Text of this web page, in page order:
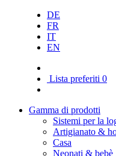
DE
FR
IT
EN
Lista preferiti 0
Gamma di prodotti
Sistemi per la
Artigianato &
Casa
Neonati & bebè